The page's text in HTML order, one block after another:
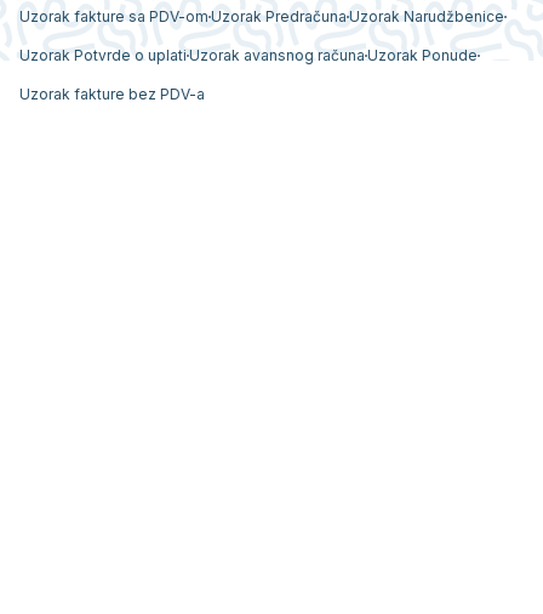
Uzorak fakture sa PDV-om Uzorak Predračuna Uzorak Narudžbenice
Uzorak Potvrde o uplati Uzorak avansnog računa Uzorak Ponude
Uzorak fakture bez PDV-a